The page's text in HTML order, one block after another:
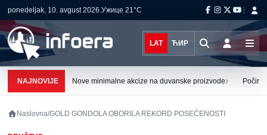
ponedeljak, 10. avgust 2026.Ужице 21°C
LAT ЋИР
NAJNOVIJE Nove minimalne akcize na duvanske proizvode›
Naslovna/GOLD GONDOLA OBORILA REKORD POSEĆENOSTI